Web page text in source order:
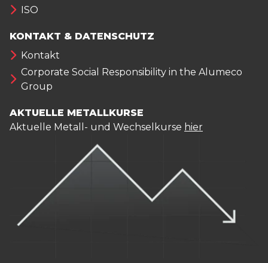
ISO
KONTAKT & DATENSCHUTZ
Kontakt
Corporate Social Responsibility in the Alumeco
Group
AKTUELLE METALLKURSE
Aktuelle Metall- und Wechselkurse hier